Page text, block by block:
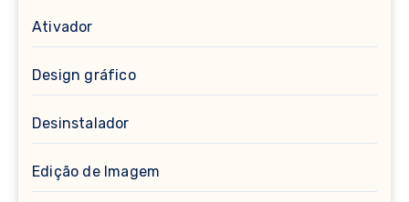
Ativador
Design gráfico
Desinstalador
Edição de Imagem